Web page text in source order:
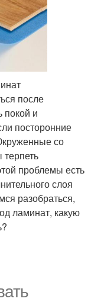
после
покой и
посторонние
со
проблемы есть
слоя
разобраться,
ламинат, какую